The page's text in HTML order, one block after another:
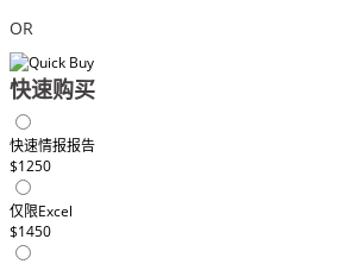
OR
快速购买
快速情报报告
$1250
仅限Excel
$1450